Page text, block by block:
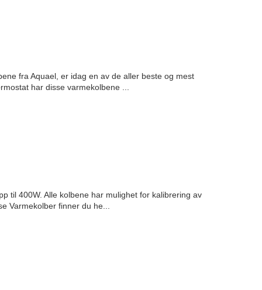
fra Aquael, er idag en av de aller beste og mest
har disse varmekolbene ...
til 400W. Alle kolbene har mulighet for kalibrering av
Varmekolber finner du he...